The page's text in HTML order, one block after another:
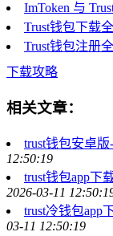
ImToken 与
Trust钱包下载
Trust钱包注册
下载攻略
相关文章：
trust钱包安卓
12:50:19
trust钱包app下
2026-03-11
trust冷钱包app
03-11 12:50:19